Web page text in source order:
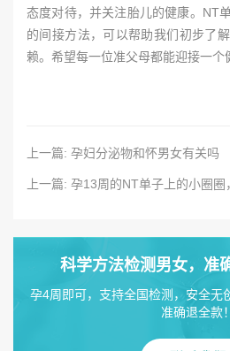
态度对待，并关注胎儿的健康。NT
的间接方法，可以帮助我们初步了
赖。希望每一位准父母都能迎接一个
上一篇: 孕妇分泌物和怀男女有关吗
科学方法检测男女，准
孕4周即可，支持全国检测，安全无
准确退全款！